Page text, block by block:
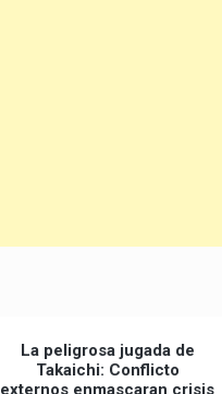
La peligrosa jugada de
Takaichi: Conflicto
externos enmascaran crisis